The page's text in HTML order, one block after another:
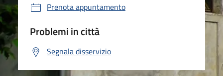
Prenota appuntamento
Problemi in città
Segnala disservizio